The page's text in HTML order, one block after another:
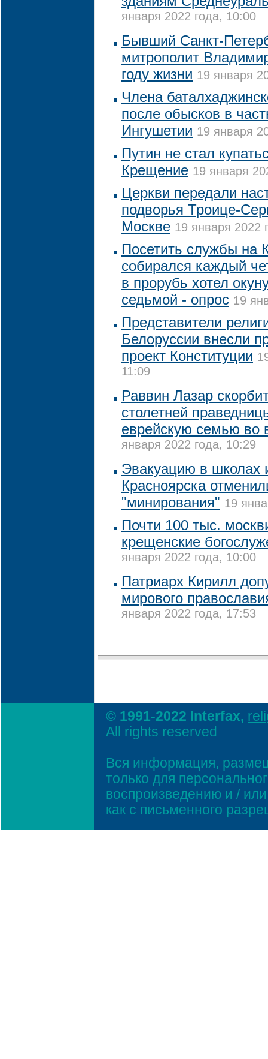
января 2022 года, 10:00
Бывший Санкт-
митрополит
году жизни 19 января
Члена
после обысков в
Ингушетии 19 января
Путин не стал
Крещение 19 января
Церкви передали
подворья Троице-
Москве 19 января 2022
Посетить службы на
собирался каждый
в прорубь хотел
седьмой - опрос 19
Представители
Белоруссии внесли
проект Конституции
11:09
Раввин Лазар
столетней
еврейскую семью во
января 2022 года, 10:29
Эвакуацию в школах
Красноярска
"минирования" 19
Почти 100 тыс.
крещенские
января 2022 года, 10:00
Патриарх Кирилл
мирового
января 2022 года, 17:53
© 1991-2022 Interfax,
All rights reserved
Вся информация,
только для
воспроизведению и /
как с письменного